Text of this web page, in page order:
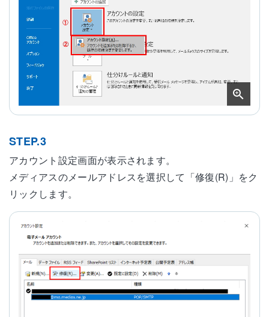
STEP.3
アカウント設定画面が表示されます。
メディアスのメールアドレスを選択して「修復(R)」をク
リックします。